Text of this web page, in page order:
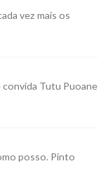
vez mais os
Tutu Puoane
posso. Pinto